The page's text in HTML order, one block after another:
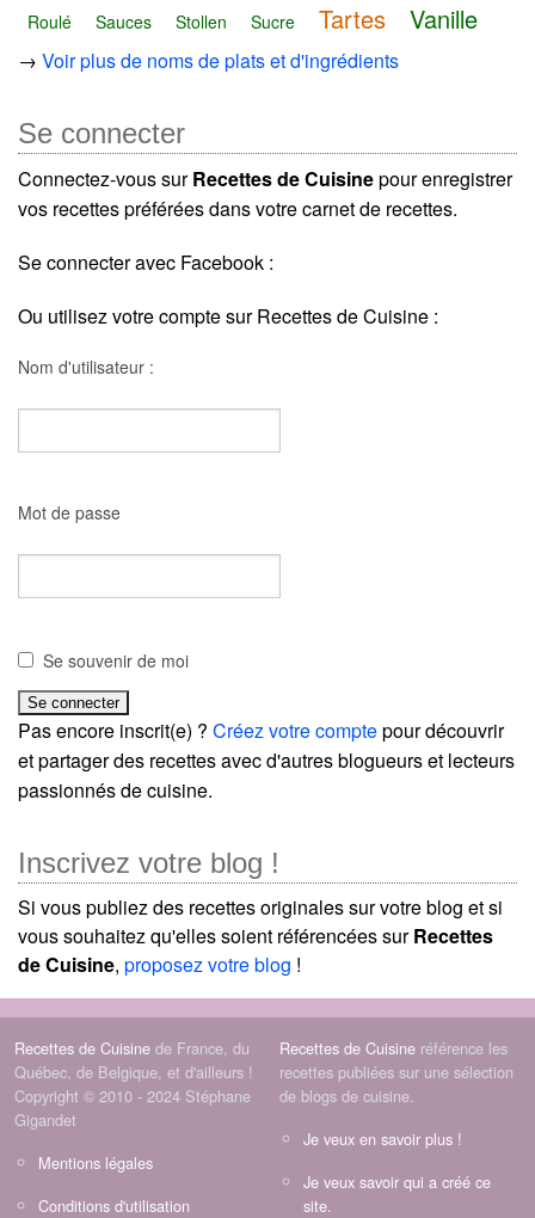
Roulé Sauces Stollen Sucre Tartes Vanille
→ Voir plus de noms de plats et d'ingrédients
Se connecter
Connectez-vous surRecettes de Cuisinepour enregistrer
vos recettes préférées dans votre carnet de recettes.
Se connecter avec Facebook :
Ou utilisez votre compte sur Recettes de Cuisine :
Nom d'utilisateur :
Mot de passe
Se souvenir de moi
Pas encore inscrit(e) ? Créez votre comptepour découvrir
et partager des recettes avec d'autres blogueurs et lecteurs
passionnés de cuisine.
Inscrivez votre blog !
Si vous publiez des recettes originales sur votre blog et si
vous souhaitez qu'elles soient référencées surRecettes
de Cuisine, proposez votre blog !
Recettes de Cuisine de France, du
Québec, de Belgique, et d'ailleurs !
Copyright © 2010 - 2024 Stéphane
Gigandet
Mentions légales
Conditions d'utilisation
Recettes de Cuisine référence les
recettes publiées sur une sélection
de blogs de cuisine.
Je veux en savoir plus !
Je veux savoir qui a créé ce
site.